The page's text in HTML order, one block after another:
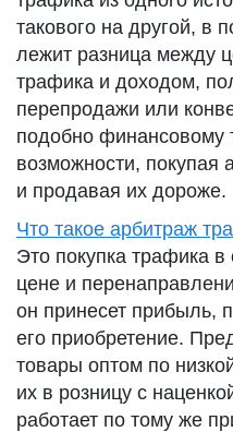
такового на другой, в
лежит разница между
трафика и доходом,
перепродажи или
подобно финансовому
возможности,
и продавая их дороже.
Что такое арбитраж
Это покупка трафика
цене и
он принесет
его приобретение.
товары оптом по
их в розницу с
работает по тому же